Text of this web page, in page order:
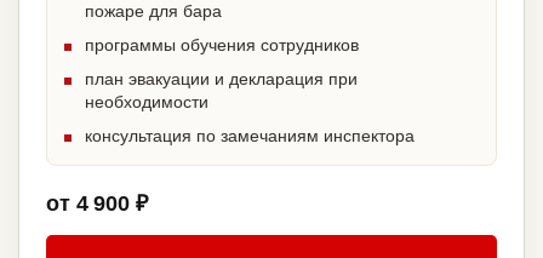
пожаре для бара
программы обучения сотрудников
план эвакуации и декларация при
необходимости
консультация по замечаниям инспектора
от 4 900 ₽